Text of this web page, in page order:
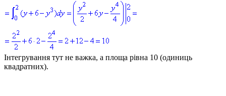
Інтегрування тут не важка, а площа рівна 10 (одиниць
квадратних).